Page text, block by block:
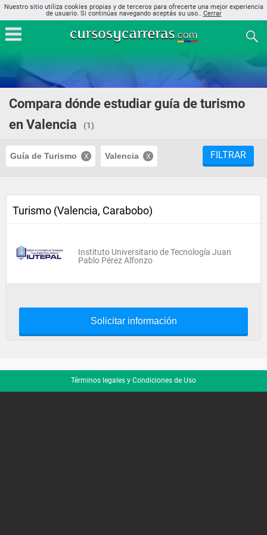
Nuestro sitio utiliza cookies propias y de terceros para ofrecerte una mejor experiencia
de usuario. Si continúas navegando aceptás su uso.. Cerrar
Compara dónde estudiar guía de turismo
en Valencia
(1)
Guía de Turismo Valencia FILTRAR
Turismo (Valencia, Carabobo)
Instituto Universitario de Tecnología Juan
Pablo Pérez Alfonzo
Solicitar información
Términos legales y Condiciones de Uso